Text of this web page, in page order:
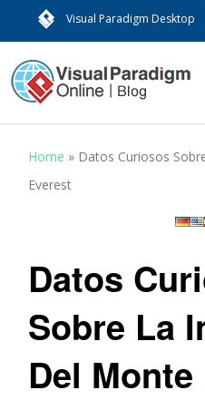
Visual Paradigm Desktop
Home » Datos Curiosos
Everest
Datos
Sobre La
Del